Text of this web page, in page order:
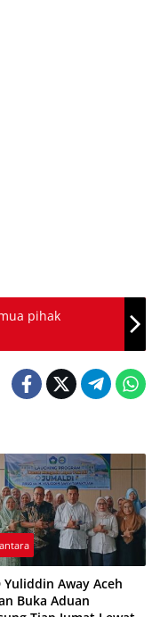
pihak
Yuliddin Away Aceh
Buka Aduan